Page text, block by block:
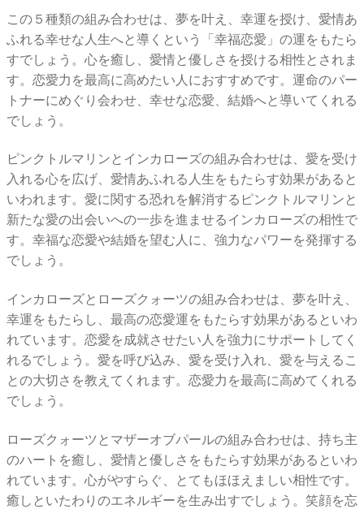
この５種類の組み合わせは、夢を叶え、幸運を授け、愛情あ
ふれる幸せな人生へと導くという「幸福恋愛」の運をもたら
すでしょう。心を癒し、愛情と優しさを授ける相性とされま
す。恋愛力を最高に高めたい人におすすめです。運命のパー
トナーにめぐり会わせ、幸せな恋愛、結婚へと導いてくれる
でしょう。
ピンクトルマリンとインカローズの組み合わせは、愛を受け
入れる心を広げ、愛情あふれる人生をもたらす効果があると
いわれます。愛に関する恐れを解消するピンクトルマリンと
新たな愛の出会いへの一歩を進ませるインカローズの相性で
す。幸福な恋愛や結婚を望む人に、強力なパワーを発揮する
でしょう。
インカローズとローズクォーツの組み合わせは、夢を叶え、
幸運をもたらし、最高の恋愛運をもたらす効果があるといわ
れています。恋愛を成就させたい人を強力にサポートしてく
れるでしょう。愛を呼び込み、愛を受け入れ、愛を与えるこ
との大切さを教えてくれます。恋愛力を最高に高めてくれる
でしょう。
ローズクォーツとマザーオブパールの組み合わせは、持ち主
のハートを癒し、愛情と優しさをもたらす効果があるといわ
れています。心がやすらぐ、とてもほほえましい相性です。
癒しといたわりのエネルギーを生み出すでしょう。笑顔を忘